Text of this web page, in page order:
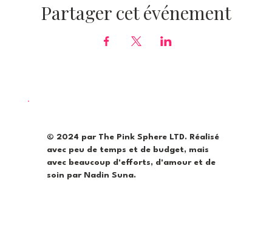
Partager cet événement
© 2024 par The Pink Sphere LTD. Réalisé
avec peu de temps et de budget, mais
avec beaucoup d'efforts, d'amour et de
soin par Nadin Suna.